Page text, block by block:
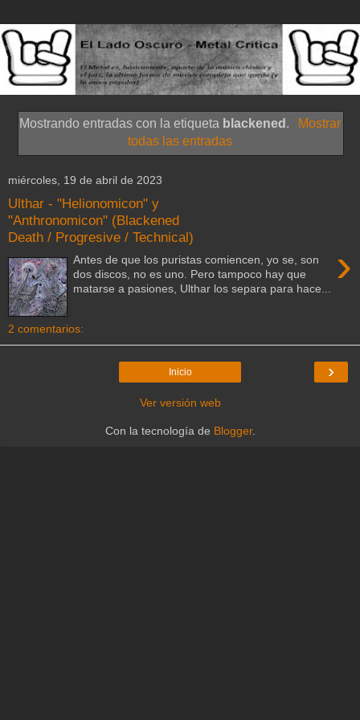
Mostrando entradas con la etiqueta blackened .
Mostrar
todas las entradas
miércoles, 19 de abril de 2023
Ulthar - "Helionomicon" y
"Anthronomicon" (Blackened
Death / Progresive / Technical)
›
Antes de que los puristas comiencen, yo se, son
dos discos, no es uno. Pero tampoco hay que
matarse a pasiones, Ulthar los separa para hace...
2 comentarios:
›
Inicio
Ver versión web
Con la tecnología de Blogger.